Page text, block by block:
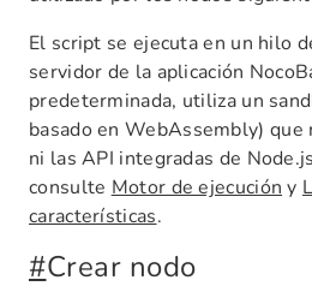
El script se ejecuta en un hilo
servidor de la aplicación
predeterminada, utiliza un
basado en WebAssembly) que
ni las API integradas de
consulte Motor de ejecución y
características.
#Crear nodo